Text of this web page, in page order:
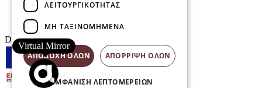
Επικοινωνία
E-Volution Awards
Designed & developed by
Virtual Mirror
ΛΕΙΤΟΥΡΓΙΚΌΤΗΤΑΣ
ΜΗ ΤΑΞΙΝΟΜΗΜΈΝΑ
ΑΠΟΔΟΧΉ ΌΛΩΝ ΑΠΌΡΡΙΨΗ ΌΛΩΝ
ΕΜΦΆΝΙΣΗ ΛΕΠΤΟΜΕΡΕΙΏΝ